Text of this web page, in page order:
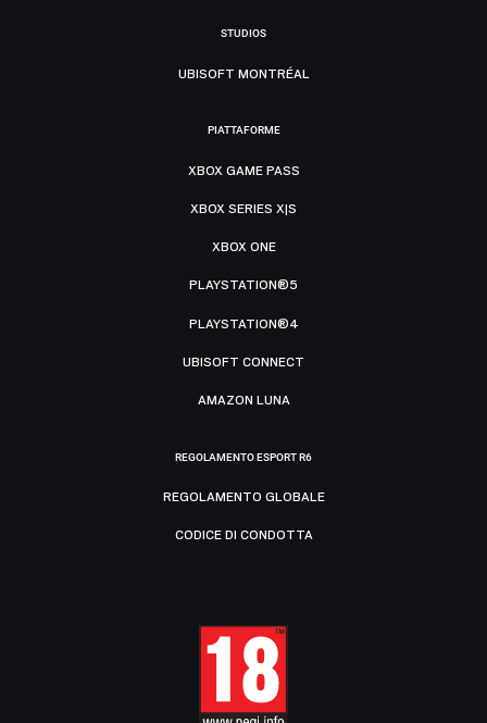
STUDIOS
UBISOFT MONTRÉAL
PIATTAFORME
XBOX GAME PASS
XBOX SERIES X|S
XBOX ONE
PLAYSTATION®5
PLAYSTATION®4
UBISOFT CONNECT
AMAZON LUNA
REGOLAMENTO ESPORT R6
REGOLAMENTO GLOBALE
CODICE DI CONDOTTA